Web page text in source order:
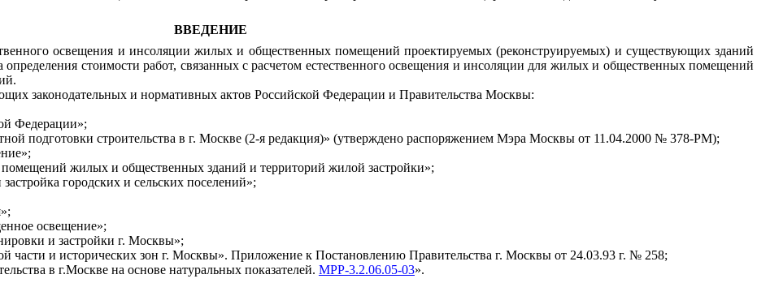
ВВЕДЕНИЕ
освещения и инсоляции жилых и общественных помещений проектируемых (реконструируемых) и существующих зданий
определения стоимости работ, связанных с расчетом естественного освещения и инсоляции для жилых и общественных помещений
законодательных и нормативных актов Российской Федерации и Правительства Москвы:
Федерации»;
подготовки строительства в г. Москве (2-я редакция)» (утверждено распоряжением Мэра Москвы от 11.04.2000 № 378-РМ);
жилых и общественных зданий и территорий жилой застройки»;
городских и сельских поселений»;
освещение»;
и застройки г. Москвы»;
части и исторических зон г. Москвы». Приложение к Постановлению Правительства г. Москвы от 24.03.93 г. № 258;
в г.Москве на основе натуральных показателей. МРР-3.2.06.05-03».